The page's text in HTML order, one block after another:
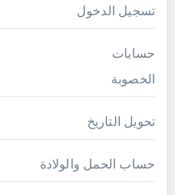
تسجيل الدخول
حسابات
الخصوبة
تحويل التاريخ
حساب الحمل والولادة